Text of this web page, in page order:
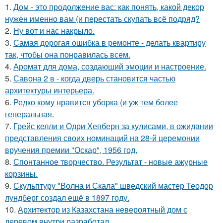
1. Дом - это продолжение вас: как понять, какой декор
нужен именно вам (и перестать скупать всё подряд?
2. Ну вот и нас накрыло.
3. Самая дорогая ошибка в ремонте - делать квартиру
так, чтобы она понравилась всем.
4. Аромат для дома, создающий эмоции и настроение.
5. Савона 2 в - когда дверь становится частью
архитектуры интерьера.
6. Редко кому нравится уборка (и уж тем более
генеральная.
7. Грейс келли и Одри Хепберн за кулисами, в ожидании
представления своих номинаций на 28-й церемонии
вручения премии "Оскар", 1956 год.
8. Спонтанное творчество. Результат - новые ажурные
корзины.
9. Скульптуру "Волна и Скала" шведский мастер Теодор
лундберг создал ещё в 1897 году.
10. Архитектор из Казахстана невероятный дом с